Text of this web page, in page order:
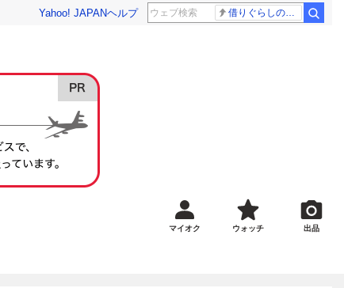
Yahoo! JAPANヘルプ 借りぐらしのアリエッティ 耳をすませば
マイオク ウォッチ 出品